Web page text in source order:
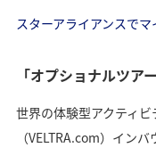
スターアライアンスで
「オプショナルツア
世界の体験型アクティ
（VELTRA.com）イン